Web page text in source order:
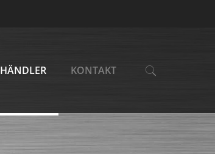
HÄNDLER KONTAKT